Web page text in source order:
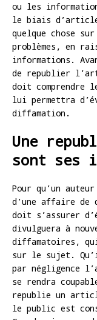
ou les
le biais
quelque chose
problèmes, en
informations.
de republier
doit comprendre
lui permettra
diffamation.
Une
sont ses
Pour qu’un
d’une affaire de
doit s’assurer
divulguera à
diffamatoires,
sur le sujet.
par négligence
se rendra
republie un
le public est